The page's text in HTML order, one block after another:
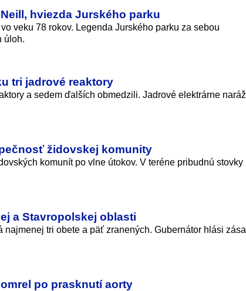
hviezda Jurského parku
veku 78 rokov. Legenda Jurského parku za sebou
úloh.
tri jadrové reaktory
a sedem ďalších obmedzili. Jadrové elektrárne
židovskej komunity
komunít po vlne útokov. V teréne pribudnú stovky
a Stavropolskej oblasti
tri obete a päť zranených. Gubernátor hlási
po prasknutí aorty